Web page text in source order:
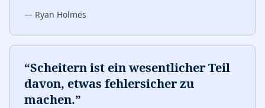
— Ryan Holmes
“Scheitern ist ein wesentlicher Teil
davon, etwas fehlersicher zu
machen.”